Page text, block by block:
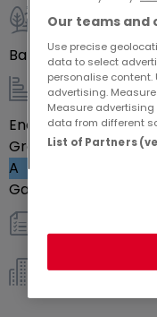
Pour sa vie de
composant
mêlant la nature
Balcony15m²
Energy /
Energy class Blank
Greenhouse gas
A
Gas heating
Others
Our teams
Use precise
data to select
personalise content.
advertising.
Measure
data from different
List of Partners